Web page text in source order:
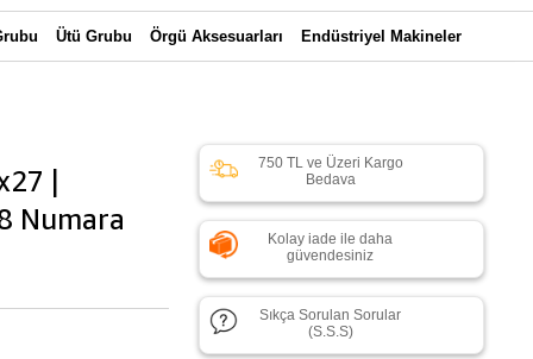
Ütü Grubu Örgü Aksesuarları Endüstriyel Makineler
|
Numara
750 TL ve Üzeri Kargo
Bedava
Kolay iade ile daha
güvendesiniz
Sıkça Sorulan Sorular
(S.S.S)